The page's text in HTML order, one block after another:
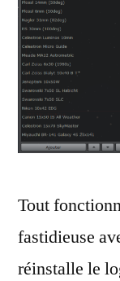
Tout
fastidieuse
réinstalle le